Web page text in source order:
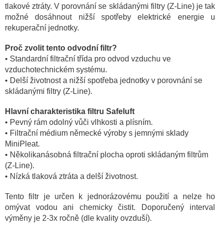
tlakové ztráty. V porovnání se skládanými filtry (Z-Line) je tak
možné dosáhnout nižší spotřeby elektrické energie u
rekuperační jednotky.
Proč zvolit tento odvodní filtr?
• Standardní filtrační třída pro odvod vzduchu ve
vzduchotechnickém systému.
• Delší životnost a nižší spotřeba jednotky v porovnání se
skládanými filtry (Z-Line).
Hlavní charakteristika filtru Safeluft
• Pevný rám odolný vůči vlhkosti a plísním.
• Filtrační médium německé výroby s jemnými sklady
MiniPleat.
• Několikanásobná filtrační plocha oproti skládaným filtrům
(Z-Line).
• Nízká tlaková ztráta a delší životnost.
Tento filtr je určen k jednorázovému použití a nelze ho
omývat vodou ani chemicky čistit. Doporučený interval
výměny je 2-3x ročně (dle kvality ovzduší).